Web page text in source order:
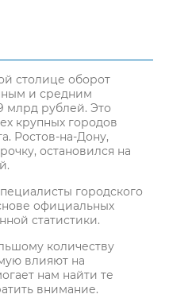
столице оборот
и средним
млрд рублей. Это
крупных городов
Ростов-на-Дону,
остановился на
городского
официальных
статистики.
количеству
влияют на
нам найти те
внимание.